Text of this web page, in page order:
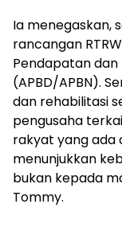
Ia menegaskan,
rancangan
Pendapatan
(APBD/APBN).
dan rehabilitasi
pengusaha
rakyat yang ada
menunjukkan
bukan kepada
Tommy.